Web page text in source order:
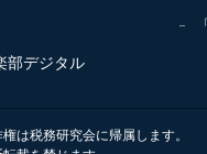
部デジタル
は税務研究会に帰属します。